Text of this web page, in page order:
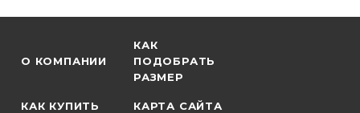
О КОМПАНИИ
КАК
ПОДОБРАТЬ
РАЗМЕР
КАК КУПИТЬ КАРТА САЙТА